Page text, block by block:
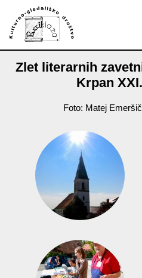
Zlet literarnih
Krpan
Foto: Matej